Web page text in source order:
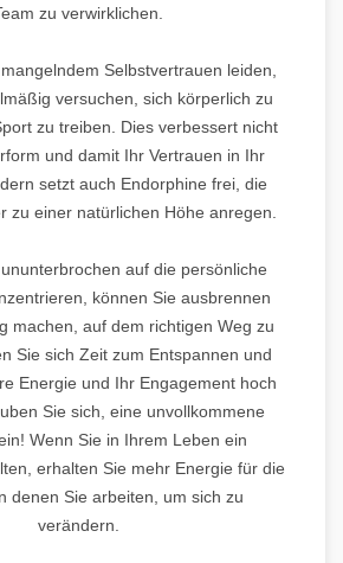
zu verwirklichen.
Selbstvertrauen leiden,
versuchen, sich körperlich zu
zu treiben. Dies verbessert nicht
und damit Ihr Vertrauen in Ihr
setzt auch Endorphine frei, die
zu einer natürlichen Höhe anregen.
auf die persönliche
können Sie ausbrennen
machen, auf dem richtigen Weg zu
Sie sich Zeit zum Entspannen und
Energie und Ihr Engagement hoch
Sie sich, eine unvollkommene
Wenn Sie in Ihrem Leben ein
erhalten Sie mehr Energie für die
denen Sie arbeiten, um sich zu
verändern.